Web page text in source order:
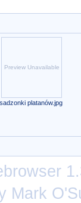
Preview Unavailable
sadzonki platanów.jpg
Mark